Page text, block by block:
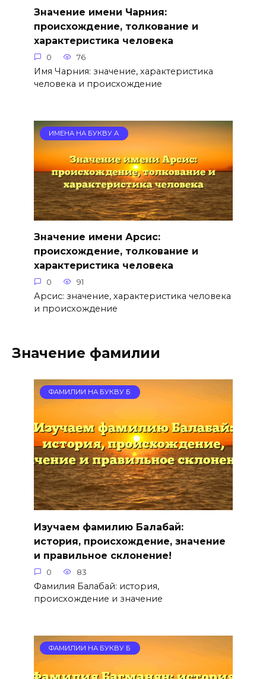
Значение имени Чарния:
происхождение, толкование и
характеристика человека
0 76
Имя Чарния: значение, характеристика
человека и происхождение
ИМЕНА НА БУКВУ А
Значение имени Арсис:
происхождение, толкование и
характеристика человека
0 91
Арсис: значение, характеристика человека
и происхождение
Значение фамилии
ФАМИЛИИ НА БУКВУ Б
Изучаем фамилию Балабай:
история, происхождение, значение
и правильное склонение!
0 83
Фамилия Балабай: история,
происхождение и значение
ФАМИЛИИ НА БУКВУ Б